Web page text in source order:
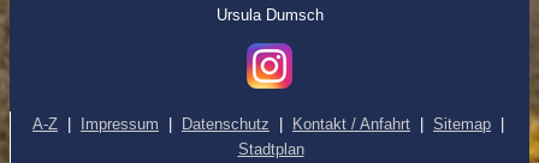
Ursula Dumsch
A-Z Impressum Datenschutz Kontakt / Anfahrt Sitemap
Stadtplan